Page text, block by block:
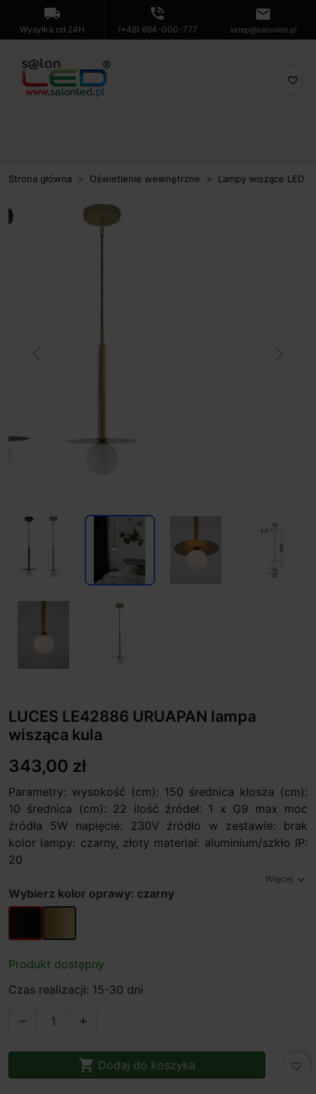
local_shipping
Wysyłka od 24H
phone_in_talk
(+48) 694-000-777
mail
sklep@salonled.pl
favorite_border
Strona główna Oświetlenie wewnętrzne Lampy wiszące LED
LUCES LE42886 URUAPAN lampa
wisząca kula
343,00 zł
Parametry: wysokość (cm): 150 średnica klosza (cm):
10 średnica (cm): 22 ilość źródeł: 1 x G9 max moc
źródła 5W napięcie: 230V źródło w zestawie: brak
kolor lampy: czarny, złoty materiał: aluminium/szkło IP:
20
Więcej expand_more
Wybierz kolor oprawy: czarny
czarnyzłoty
Produkt dostępny
Czas realizacji: 15-30 dni
 
 Dodaj do koszyka favorite_border